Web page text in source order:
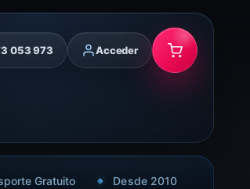
053 973 Acceder
Gratuito Desde 2010